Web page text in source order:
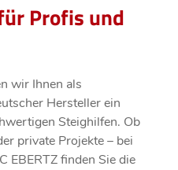
Profis und
wir Ihnen als
Hersteller ein
Steighilfen. Ob
private Projekte – bei
EBERTZ finden Sie die